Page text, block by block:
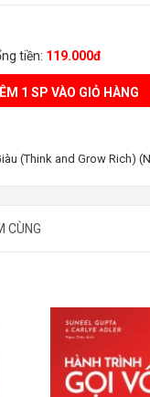
tiền: 119.000đ
1 SP VÀO GIỎ HÀNG
(Think and Grow Rich)
CÙNG